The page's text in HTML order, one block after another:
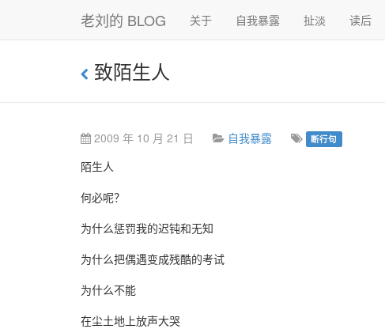
老刘的 BLOG 关于 自我暴露 扯淡 读后
致陌生人
2009 年 10 月 21 日 自我暴露 断行句
陌生人
何必呢？
为什么惩罚我的迟钝和无知
为什么把偶遇变成残酷的考试
为什么不能
在尘土地上放声大哭